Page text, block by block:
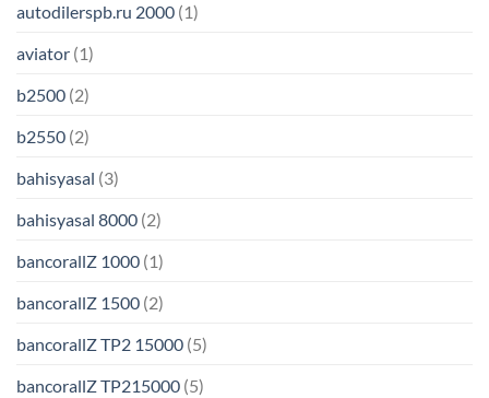
autodilerspb.ru 2000 (1)
aviator (1)
b2500 (2)
b2550 (2)
bahisyasal (3)
bahisyasal 8000 (2)
bancorallZ 1000 (1)
bancorallZ 1500 (2)
bancorallZ TP2 15000 (5)
bancorallZ TP215000 (5)